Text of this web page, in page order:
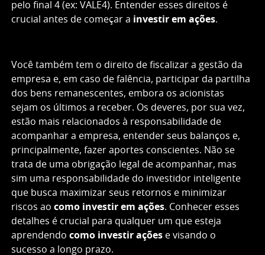
pelo final 4 (ex: VALE4). Entender esses direitos é
crucial antes de começar a investir em ações.
Você também tem o direito de fiscalizar a gestão da
empresa e, em caso de falência, participar da partilha
dos bens remanescentes, embora os acionistas
sejam os últimos a receber. Os deveres, por sua vez,
estão mais relacionados à responsabilidade de
acompanhar a empresa, entender seus balanços e,
principalmente, fazer aportes conscientes. Não se
trata de uma obrigação legal de acompanhar, mas
sim uma responsabilidade do investidor inteligente
que busca maximizar seus retornos e minimizar
riscos ao como investir em ações. Conhecer esses
detalhes é crucial para qualquer um que esteja
aprendendo como investir ações e visando o
sucesso a longo prazo.